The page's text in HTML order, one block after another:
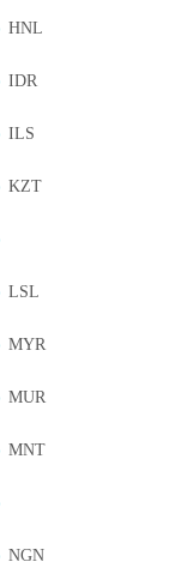
HNL
IDR
ILS
KZT
LSL
MYR
MUR
MNT
NGN